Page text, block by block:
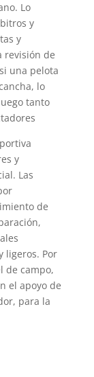
Lo
y
y
revisión de
una pelota
lo
tanto
y
Las
de
ligeros. Por
de campo,
el apoyo de
para la